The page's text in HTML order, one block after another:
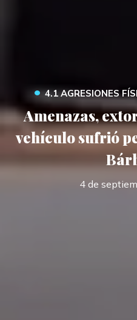
• 4.1 AGRESIONES
Amenazas,
vehículo sufrió
4 de